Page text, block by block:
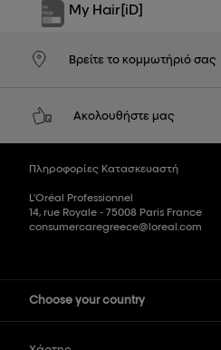
My Hair[iD]
Βρείτε το κομμωτήριό σας
Ακολουθήστε μας
Πληροφορίες Κατασκευαστή
L'Oréal Professionnel
14, rue Royale - 75008 Paris France
consumercaregreece@loreal.com
Choose your country